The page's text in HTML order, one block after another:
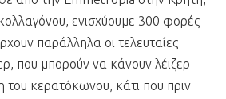
ενισχύουμε 300 φορές
παράλληλα οι τελευταίες
που μπορούν να κάνουν λέιζερ
του κερατόκωνου, κάτι που πριν